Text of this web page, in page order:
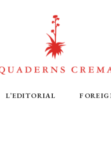
L’EDITORIAL